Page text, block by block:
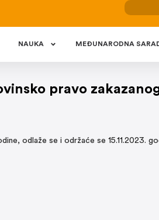
NAUKA MEÐUNARODNA
pravo
odlaže se i održaće se 15.11.2023.